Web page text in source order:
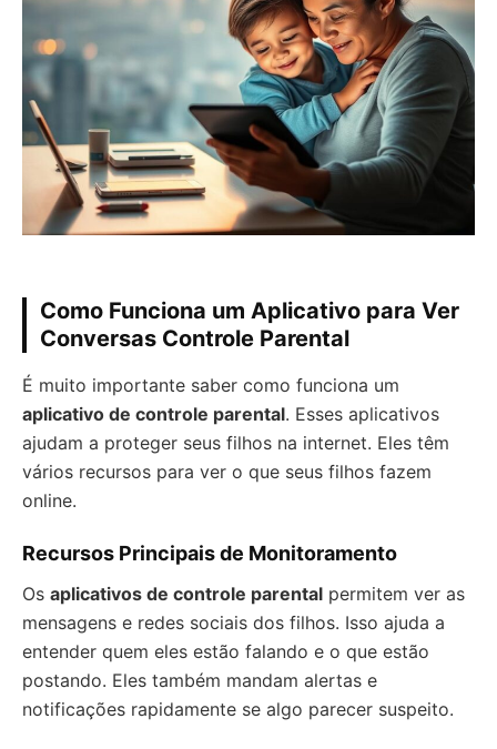
Como Funciona um Aplicativo para Ver
Conversas Controle Parental
É muito importante saber como funciona um
aplicativo de controle parental. Esses aplicativos
ajudam a proteger seus filhos na internet. Eles têm
vários recursos para ver o que seus filhos fazem
online.
Recursos Principais de Monitoramento
Os aplicativos de controle parental permitem ver as
mensagens e redes sociais dos filhos. Isso ajuda a
entender quem eles estão falando e o que estão
postando. Eles também mandam alertas e
notificações rapidamente se algo parecer suspeito.